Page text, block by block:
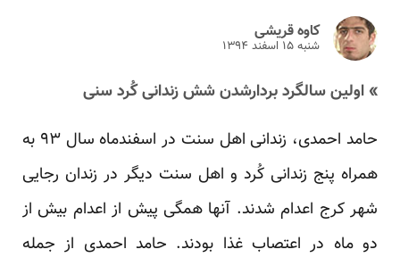
کاوه قریشی
شنبه ۱۵ اسفند ۱۳۹۴
» اولین سالگرد بردارشدن شش زندانی کُرد سنی
حامد احمدی، زندانی اهل سنت در اسفندماه سال ۹۳ به
همراه پنج زندانی کُرد و اهل سنت دیگر در زندان رجایی
شهر کرج اعدام شدند. آنها همگی پیش از اعدام بیش از
دو ماه در اعتصاب غذا بودند. حامد احمدی از جمله